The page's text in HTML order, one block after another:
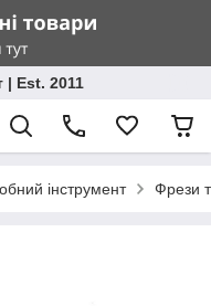
| Est. 2011
інструмент Фрези